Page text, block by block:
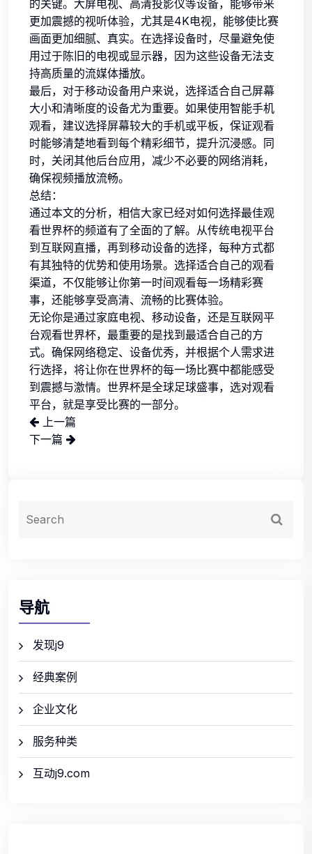
的关键。大屏电视、高清投影仪等设备，能够带来
更加震撼的视听体验，尤其是4K电视，能够使比赛
画面更加细腻、真实。在选择设备时，尽量避免使
用过于陈旧的电视或显示器，因为这些设备无法支
持高质量的流媒体播放。
最后，对于移动设备用户来说，选择适合自己屏幕
大小和清晰度的设备尤为重要。如果使用智能手机
观看，建议选择屏幕较大的手机或平板，保证观看
时能够清楚地看到每个精彩细节，提升沉浸感。同
时，关闭其他后台应用，减少不必要的网络消耗，
确保视频播放流畅。
总结：
通过本文的分析，相信大家已经对如何选择最佳观
看世界杯的频道有了全面的了解。从传统电视平台
到互联网直播，再到移动设备的选择，每种方式都
有其独特的优势和使用场景。选择适合自己的观看
渠道，不仅能够让你第一时间观看每一场精彩赛
事，还能够享受高清、流畅的比赛体验。
无论你是通过家庭电视、移动设备，还是互联网平
台观看世界杯，最重要的是找到最适合自己的方
式。确保网络稳定、设备优秀，并根据个人需求进
行选择，将让你在世界杯的每一场比赛中都能感受
到震撼与激情。世界杯是全球足球盛事，选对观看
平台，就是享受比赛的一部分。
上一篇
下一篇
导航
发现j9
经典案例
企业文化
服务种类
互动j9.com